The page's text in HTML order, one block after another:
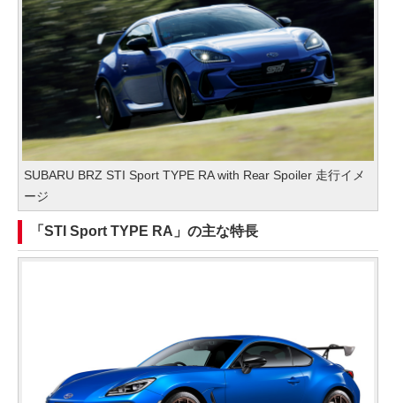
SUBARU BRZ STI Sport TYPE RA with Rear Spoiler 走行イメ
ージ
「STI Sport TYPE RA」の主な特長